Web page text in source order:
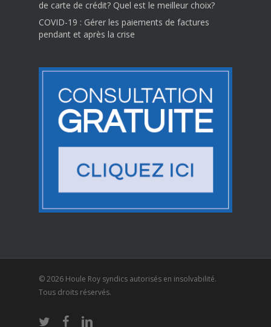
de carte de crédit? Quel est le meilleur choix?
COVID-19 : Gérer les paiements de factures
pendant et après la crise
© 2026 Houle Roy syndics autorisés en insolvabilité.
Tous droits réservés.
twitter facebooklinkedin